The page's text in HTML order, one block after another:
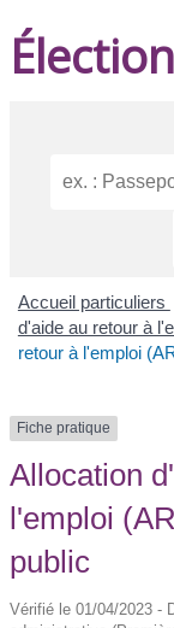
Accueil particuliers
d'aide au retour à
retour à l'emploi
Fiche pratique
Allocation
l'emploi
public
Vérifié le 01/04/2023 -